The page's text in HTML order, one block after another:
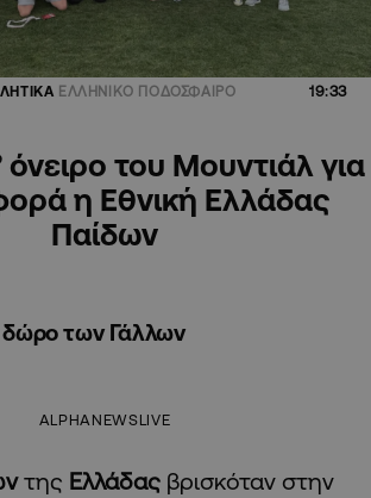
ΕΛΛΗΝΙΚΟ ΠΟΔΟΣΦΑΙΡΟ 19:33
όνειρο του Μουντιάλ για
η Εθνική Ελλάδας
Παίδων
δώρο των Γάλλων
ALPHANEWSLIVE
της Ελλάδας βρισκόταν στην